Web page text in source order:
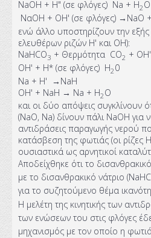
NaOH + Η" (σε φλόγες) Na + H2
ΝαΟΗ + ΟΗ' (σε φλόγες) →NaO
ενώ άλλο υποστηρίζουν την
ελευθέρων ριζών Η' και ΟΗ):
NaHCO3 + Θερμότητα CO2 +
OH' + Η* (σε φλόγες) Η2 0
Na + Η' →NaH
OH' + NaH → Na + H2 O
και οι δύο απόψεις συγκλίνουν
(NaO, Na) δίνουν πάλι NaOH
αντιδράσεις παραγωγής νερού
κατάσβεση της φωτιάς (οι
ουσιαστικά ως αρνητικοί
Αποδείχθηκε ότι το
με το δισανθρακικό νάτριο
για το συζητούμενο θέμα
Η μελέτη της κινητικής των
των ενώσεων του στις φλόγες
μηχανισμός με τον οποίο η φωτιά